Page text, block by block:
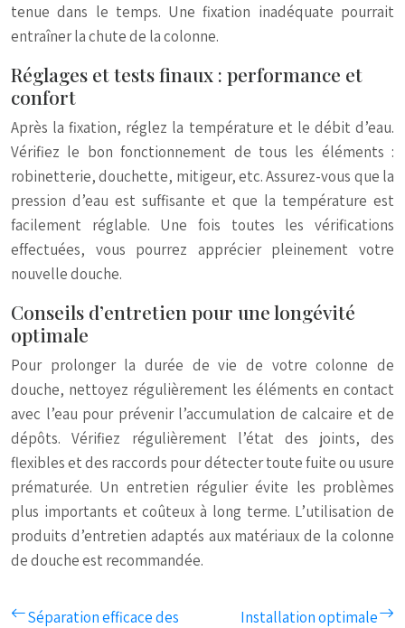
tenue dans le temps. Une fixation inadéquate pourrait
entraîner la chute de la colonne.
Réglages et tests finaux : performance et
confort
Après la fixation, réglez la température et le débit d’eau.
Vérifiez le bon fonctionnement de tous les éléments :
robinetterie, douchette, mitigeur, etc. Assurez-vous que la
pression d’eau est suffisante et que la température est
facilement réglable. Une fois toutes les vérifications
effectuées, vous pourrez apprécier pleinement votre
nouvelle douche.
Conseils d’entretien pour une longévité
optimale
Pour prolonger la durée de vie de votre colonne de
douche, nettoyez régulièrement les éléments en contact
avec l’eau pour prévenir l’accumulation de calcaire et de
dépôts. Vérifiez régulièrement l’état des joints, des
flexibles et des raccords pour détecter toute fuite ou usure
prématurée. Un entretien régulier évite les problèmes
plus importants et coûteux à long terme. L’utilisation de
produits d’entretien adaptés aux matériaux de la colonne
de douche est recommandée.
Séparation efficace des
Installation optimale